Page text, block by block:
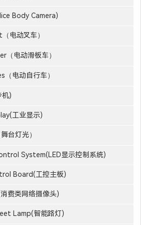
Body Camera)
电动叉车）
（电动滑板车）
（电动自行车）
机)
工业显示)
台灯光）
System(LED显示控制系统)
Board(工控主板)
费类网络摄像头)
Lamp(智能路灯)